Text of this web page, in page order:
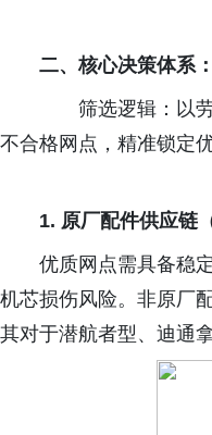
二、核心决策体系：
筛选逻辑：以劳
不合格网点，精准锁定
1. 原厂配件供应链
优质网点需具备稳
机芯损伤风险。非原厂
其对于潜航者型、迪通